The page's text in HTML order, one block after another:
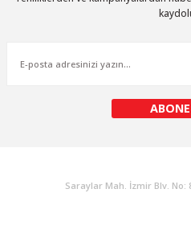
Saraylar Mah. İzmir Blv.